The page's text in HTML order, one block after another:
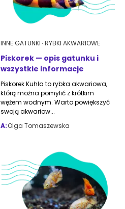
INNE GATUNKI RYBKI AKWARIOWE
Piskorek — opis gatunku i
wszystkie informacje
Piskorek Kuhla to rybka akwariowa,
którą można pomylić z krótkim
wężem wodnym. Warto powiększyć
swoją akwariow...
A:Olga Tomaszewska